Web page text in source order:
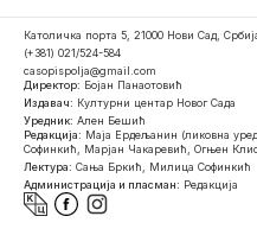
Католичка порта 5, 21000 Нови Сад,
(+381) 021/524-584
casopispolja@gmail.com
Директор: Бојан Панаотовић
Издавач: Културни центар Новог Сада
Уредник: Ален Бешић
Редакција: Маја Ердељанин (ликовна
Софинкић, Марјан Чакаревић, Огњен
Лектура: Сања Бркић, Милица Софинкић
Администрација и пласман: Редакција